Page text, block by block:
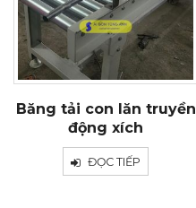
Băng tải con lăn truyền
động xích
ĐỌC TIẾP